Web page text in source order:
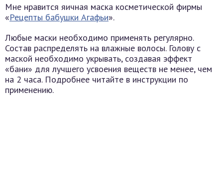
Мне нравится яичная маска косметической фирмы
«Рецепты бабушки Агафьи».
Любые маски необходимо применять регулярно.
Состав распределять на влажные волосы. Голову с
маской необходимо укрывать, создавая эффект
«бани» для лучшего усвоения веществ не менее, чем
на 2 часа. Подробнее читайте в инструкции по
применению.